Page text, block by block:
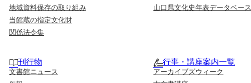
地域資料保存の取り組み
当館蔵の指定文化財
関係法令集
山口県文化史年表データベース
刊行物
文書館ニュース
行事・講座案内一覧
アーカイブズウィーク